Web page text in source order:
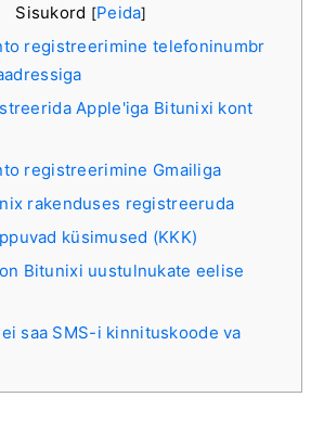
Sisukord [Peida]
registreerimine telefoninumbr
Apple'iga Bitunixi kont
registreerimine Gmailiga
rakenduses registreeruda
küsimused (KKK)
Bitunixi uustulnukate eelise
saa SMS-i kinnituskoode va